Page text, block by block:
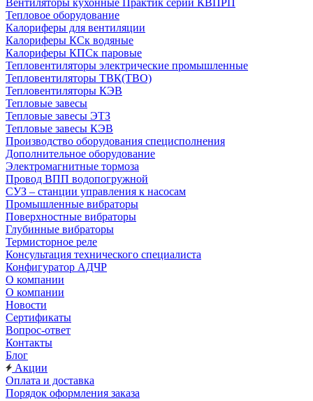
Вентиляторы кухонные Практик серии КВПРП
Тепловое оборудование
Калориферы для вентиляции
Калориферы КСк водяные
Калориферы КПСк паровые
Тепловентиляторы электрические промышленные
Тепловентиляторы ТВК(ТВО)
Тепловентиляторы КЭВ
Тепловые завесы
Тепловые завесы ЭТЗ
Тепловые завесы КЭВ
Производство оборудования специсполнения
Дополнительное оборудование
Электромагнитные тормоза
Провод ВПП водопогружной
СУЗ – станции управления к насосам
Промышленные вибраторы
Поверхностные вибраторы
Глубинные вибраторы
Термисторное реле
Консультация технического специалиста
Конфигуратор АДЧР
О компании
О компании
Новости
Сертификаты
Вопрос-ответ
Контакты
Блог
Акции
Оплата и доставка
Порядок оформления заказа